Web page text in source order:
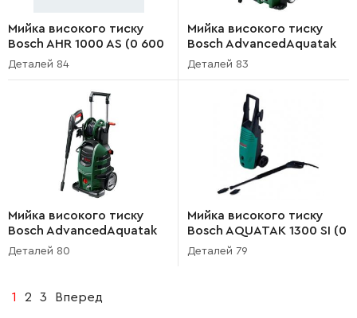
Мийка високого тиску
Bosch AHR 1000 AS (0 600
806 003)
Деталей 84
Мийка високого тиску
Bosch AdvancedAquatak
160 (3 600 HA7 800)
Деталей 83
Мийка високого тиску
Bosch AdvancedAquatak
150 (3 600 HA7 700)
Деталей 80
Мийка високого тиску
Bosch AQUATAK 1300 SI (0
600 874 003)
Деталей 79
1 2 3 Вперед